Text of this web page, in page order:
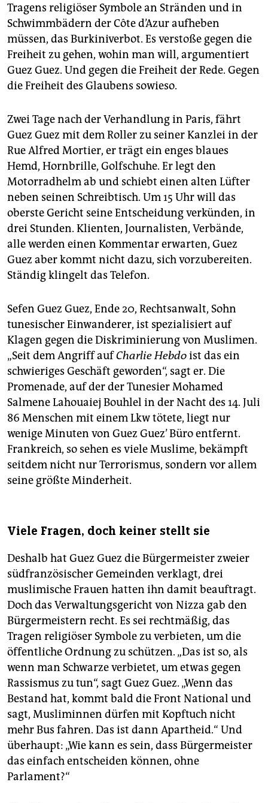
Tragens religiöser Symbole an Stränden und in
Schwimmbädern der Côte d’Azur aufheben
müssen, das Burkiniverbot. Es verstoße gegen die
Freiheit zu gehen, wohin man will, argumentiert
Guez Guez. Und gegen die Freiheit der Rede. Gegen
die Freiheit des Glaubens sowieso.
Zwei Tage nach der Verhandlung in Paris, fährt
Guez Guez mit dem Roller zu seiner Kanzlei in der
Rue Alfred Mortier, er trägt ein enges blaues
Hemd, Hornbrille, Golfschuhe. Er legt den
Motorradhelm ab und schiebt einen alten Lüfter
neben seinen Schreibtisch. Um 15 Uhr will das
oberste Gericht seine Entscheidung verkünden, in
drei Stunden. Klienten, Journalisten, Verbände,
alle werden einen Kommentar erwarten, Guez
Guez aber kommt nicht dazu, sich vorzubereiten.
Ständig klingelt das Telefon.
Sefen Guez Guez, Ende 20, Rechtsanwalt, Sohn
tunesischer Einwanderer, ist spezialisiert auf
Klagen gegen die Diskriminierung von Muslimen.
„Seit dem Angriff aufCharlie Hebdoist das ein
schwieriges Geschäft geworden“, sagt er. Die
Promenade, auf der der Tunesier Mohamed
Salmene Lahouaiej Bouhlel in der Nacht des 14. Juli
86 Menschen mit einem Lkw tötete, liegt nur
wenige Minuten von Guez Guez’ Büro entfernt.
Frankreich, so sehen es viele Muslime, bekämpft
seitdem nicht nur Terrorismus, sondern vor allem
seine größte Minderheit.
Viele Fragen, doch keiner stellt sie
Deshalb hat Guez Guez die Bürgermeister zweier
südfranzösischer Gemeinden verklagt, drei
muslimische Frauen hatten ihn damit beauftragt.
Doch das Verwaltungsgericht von Nizza gab den
Bürgermeistern recht. Es sei rechtmäßig, das
Tragen religiöser Symbole zu verbieten, um die
öffentliche Ordnung zu schützen. „Das ist so, als
wenn man Schwarze verbietet, um etwas gegen
Rassismus zu tun“, sagt Guez Guez. „Wenn das
Bestand hat, kommt bald die Front National und
sagt, Musliminnen dürfen mit Kopftuch nicht
mehr Bus fahren. Das ist dann Apartheid.“ Und
überhaupt: „Wie kann es sein, dass Bürgermeister
das einfach entscheiden können, ohne
Parlament?“